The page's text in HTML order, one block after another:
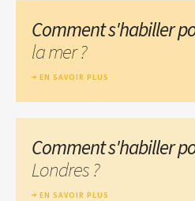
Comment s'habiller
la mer ?
EN SAVOIR PLUS
Comment s'habiller
Londres ?
EN SAVOIR PLUS